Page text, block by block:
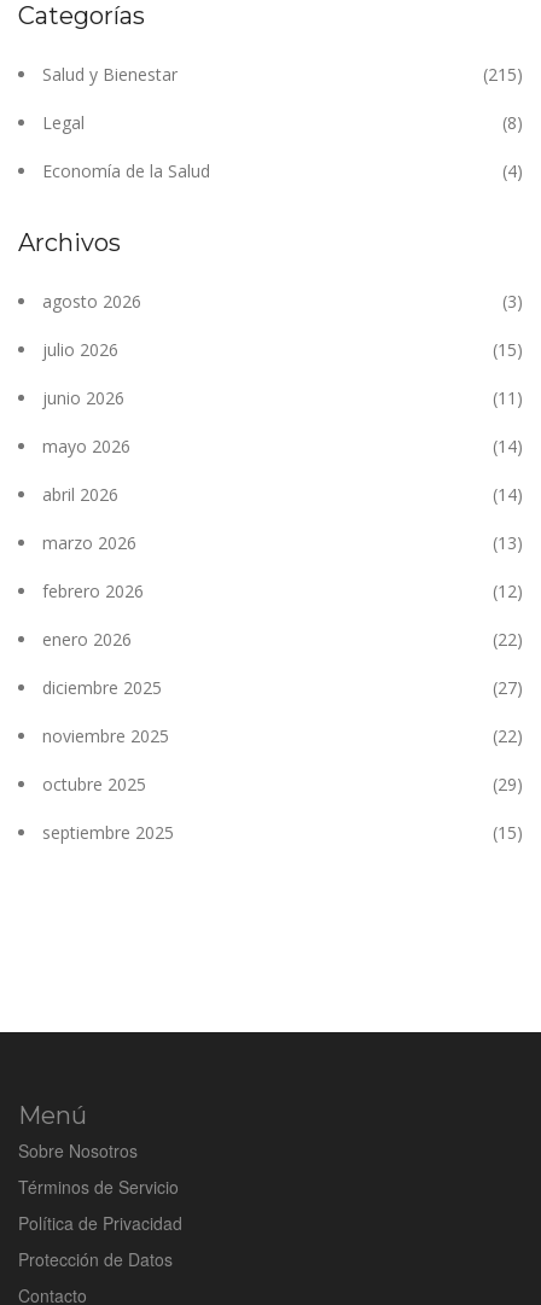
Categorías
Salud y Bienestar (215)
Legal (8)
Economía de la Salud (4)
Archivos
agosto 2026 (3)
julio 2026 (15)
junio 2026 (11)
mayo 2026 (14)
abril 2026 (14)
marzo 2026 (13)
febrero 2026 (12)
enero 2026 (22)
diciembre 2025 (27)
noviembre 2025 (22)
octubre 2025 (29)
septiembre 2025 (15)
Menú
Sobre Nosotros
Términos de Servicio
Política de Privacidad
Protección de Datos
Contacto